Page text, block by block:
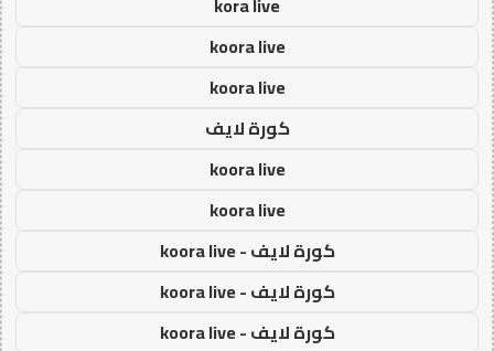
koora live
koora live
كورة لايف
koora live
koora live
كورة لايف - koora live
كورة لايف - koora live
كورة لايف - koora live